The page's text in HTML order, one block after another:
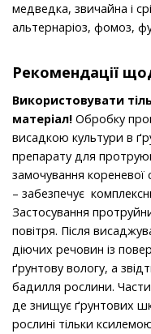
медведка, звичайна і
альтернаріоз, фомоз,
Рекомендації
Використовувати
матеріал! Обробку
висадкою культури в
препарату для
замочування
– забезпечує
Застосування
повітря. Після
діючих речовин із
ґрунтову вологу, а
бадилля рослини.
де знищує ґрунтових
рослині тільки